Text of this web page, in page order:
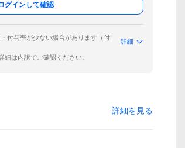
グインして確認
付与率が少ない場合があります（付
詳細
細は内訳でご確認ください。
詳細を見る